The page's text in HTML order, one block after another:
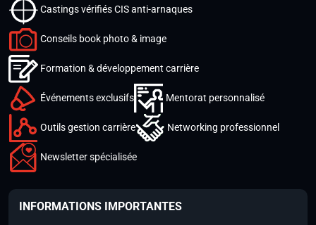
Castings vérifiés CIS anti-arnaques
Conseils book photo & image
Formation & développement carrière
Événements exclusifs Mentorat personnalisé
Outils gestion carrière Networking professionnel
Newsletter spécialisée
INFORMATIONS IMPORTANTES